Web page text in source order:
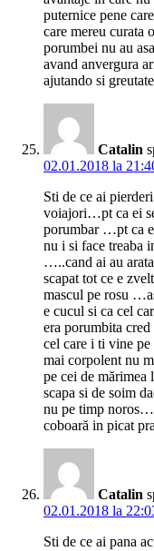
puternice pene
care mereu curata
porumbei nu au
avand anvergura
ajutando si
Catalin
02.01.2018 la
Sti de ce ai
voiajori…pt ca ei
porumbar …pt ca
nu i si face treaba
…..cand ai au
scapat tot ce e
mascul pe rosu
e cucul si ca cel
era porumbita
cel care i ti vine pe
mai corpolent nu
pe cei de
scapa si de soim
nu pe timp
coboară in picat
Catalin
02.01.2018 la
Sti de ce ai pana